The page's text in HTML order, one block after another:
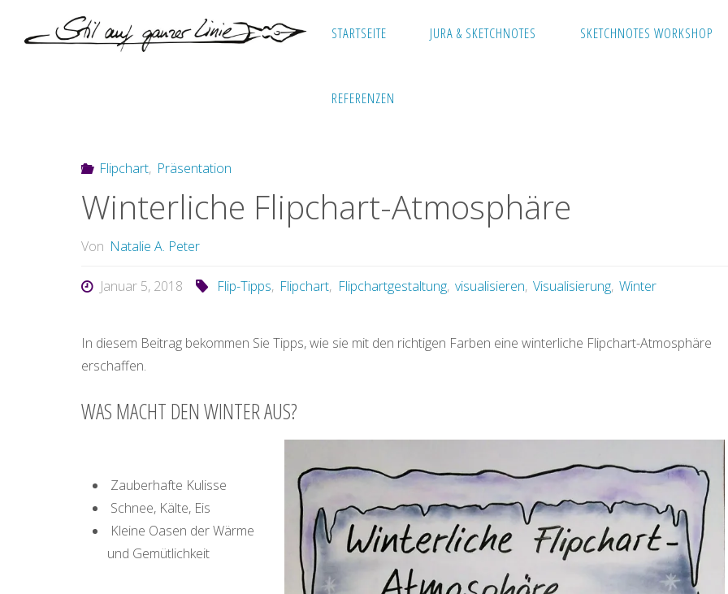
Inhalt
S
UF
R
N IE
STARTSEITE JURA & SKETCHNOTES SKETCHNOTES WORKSHOP
REFERENZEN
Flipchart, Präsentation
Winterliche Flipchart-Atmosphäre
Von Natalie A. Peter
Januar 5, 2018 Flip-Tipps, Flipchart, Flipchartgestaltung, visualisieren, Visualisierung, Winter
In diesem Beitrag bekommen Sie Tipps, wie sie mit den richtigen Farben eine winterliche Flipchart-Atmosphäre
erschaffen.
WAS MACHT DEN WINTER AUS?
Zauberhafte Kulisse
Schnee, Kälte, Eis
Kleine Oasen der Wärme
und Gemütlichkeit